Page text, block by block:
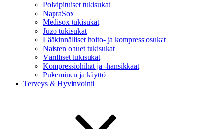
Polvipituiset tukisukat
NapraSox
Medisox tukisukat
Juzo tukisukat
Lääkinnälliset hoito- ja kompressiosukat
Naisten ohuet tukisukat
Värilliset tukisukat
Kompressiohihat ja -hansikkaat
Pukeminen ja käyttö
Terveys & Hyvinvointi